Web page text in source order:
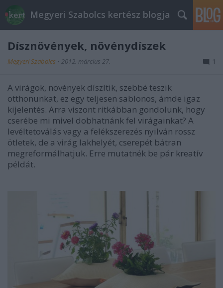
Megyeri Szabolcs kertész blogja
Dísznövények, növénydíszek
Megyeri Szabolcs • 2012. március 27. 1
A virágok, növények díszítik, szebbé teszik
otthonunkat, ez egy teljesen sablonos, ámde igaz
kijelentés. Arra viszont ritkábban gondolunk, hogy
cserébe mi mivel dobhatnánk fel virágainkat? A
levéltetoválás vagy a felékszerezés nyilván rossz
ötletek, de a virág lakhelyét, cserepét bátran
megreformálhatjuk. Erre mutatnék be pár kreatív
példát.